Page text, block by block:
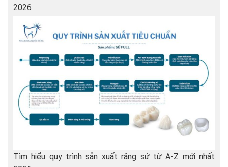
2026
Tìm hiểu quy trình sản xuất răng sứ từ A-Z mới nhất